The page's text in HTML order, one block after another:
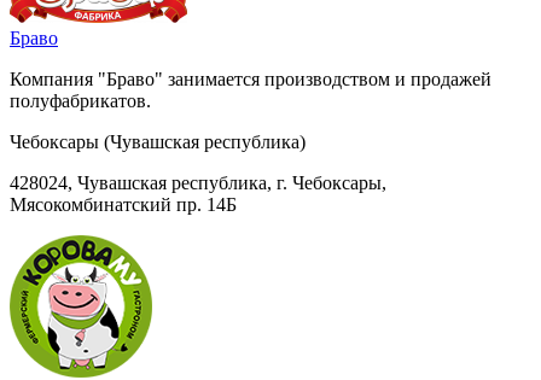
Браво
Компания "Браво" занимается производством и продажей
полуфабрикатов.
Чебоксары (Чувашская республика)
428024, Чувашская республика, г. Чебоксары,
Мясокомбинатский пр. 14Б